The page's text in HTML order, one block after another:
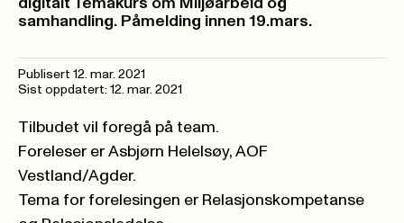
digitalt Temakurs om Miljøarbeid og
samhandling. Påmelding innen 19.mars.
Publisert 12. mar. 2021
Sist oppdatert: 12. mar. 2021
Tilbudet vil foregå på team.
Foreleser er Asbjørn Helelsøy, AOF
Vestland/Agder.
Tema for forelesingen er Relasjonskompetanse